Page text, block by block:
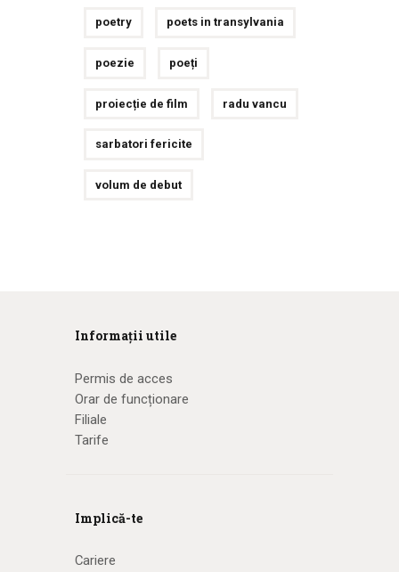
poetry poets in transylvania
poezie poeți
proiecție de film radu vancu
sarbatori fericite
volum de debut
Informații utile
Permis de acces
Orar de funcționare
Filiale
Tarife
Implică-te
Cariere